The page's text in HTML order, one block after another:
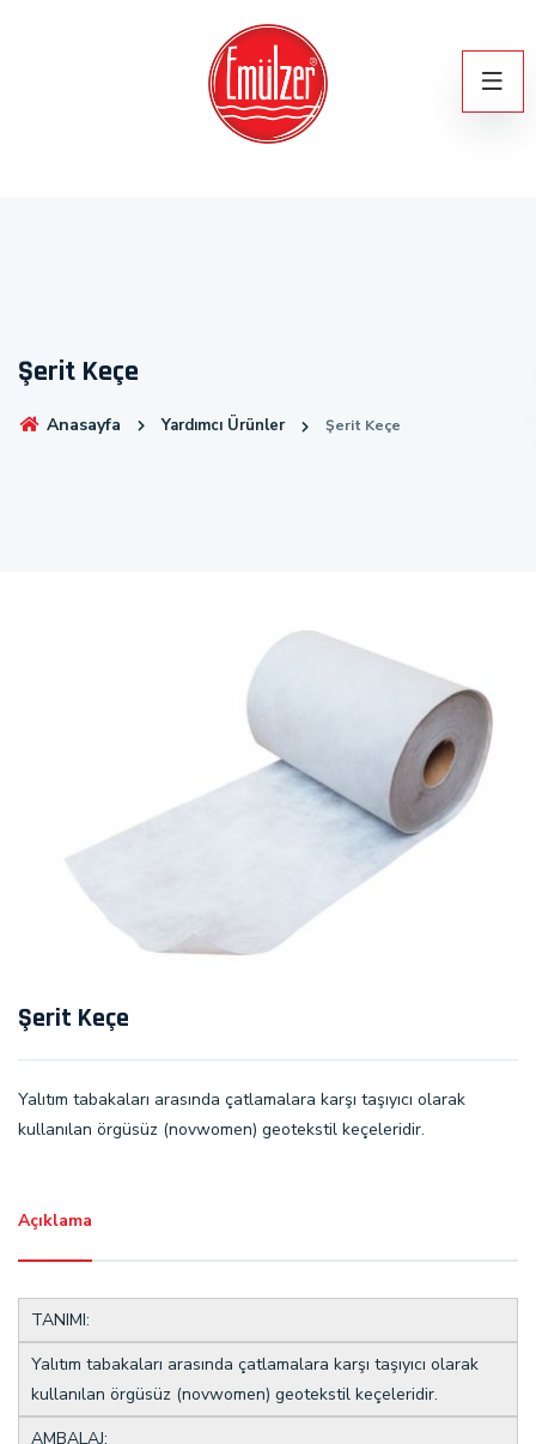
Şerit Keçe
Anasayfa Yardımcı Ürünler Şerit Keçe
Şerit Keçe
Yalıtım tabakaları arasında çatlamalara karşı taşıyıcı olarak
kullanılan örgüsüz (novwomen) geotekstil keçeleridir.
Açıklama
TANIMI:
Yalıtım tabakaları arasında çatlamalara karşı taşıyıcı olarak
kullanılan örgüsüz (novwomen) geotekstil keçeleridir.
AMBALAJ: